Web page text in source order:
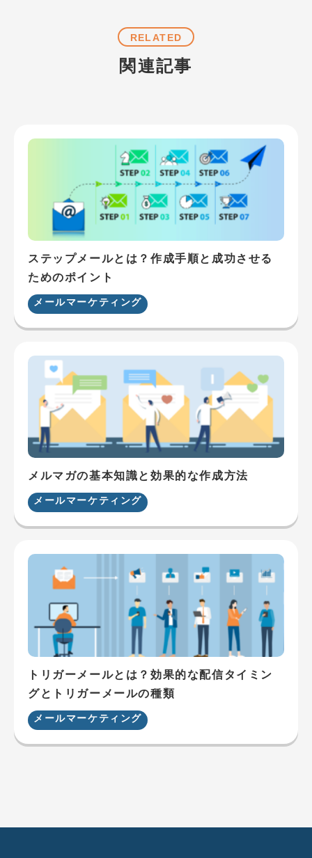
RELATED
関連記事
ステップメールとは？作成手順と成功させる
ためのポイント
メールマーケティング
メルマガの基本知識と効果的な作成方法
メールマーケティング
トリガーメールとは？効果的な配信タイミン
グとトリガーメールの種類
メールマーケティング